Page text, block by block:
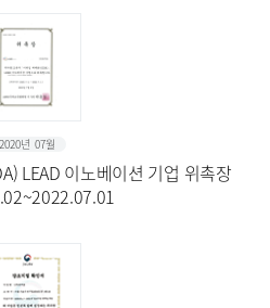
2020년 07월
LEAD 이노베이션 기업 위촉장